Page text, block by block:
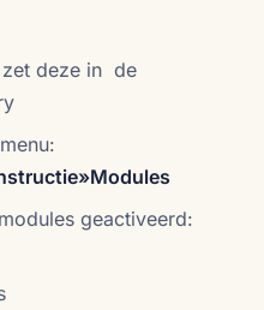
deze in de
geactiveerd: